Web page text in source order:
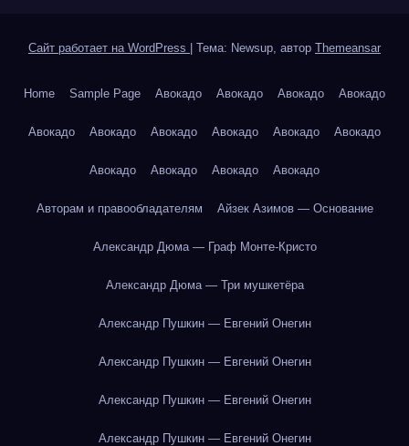
Сайт работает на WordPress Тема: Newsup, автор Themeansar
Home Sample Page Авокадо Авокадо Авокадо Авокадо
Авокадо Авокадо Авокадо Авокадо Авокадо Авокадо
Авокадо Авокадо Авокадо Авокадо
Авторам и правообладателям Айзек Азимов — Основание
Александр Дюма — Граф Монте-Кристо
Александр Дюма — Три мушкетёра
Александр Пушкин — Евгений Онегин
Александр Пушкин — Евгений Онегин
Александр Пушкин — Евгений Онегин
Александр Пушкин — Евгений Онегин